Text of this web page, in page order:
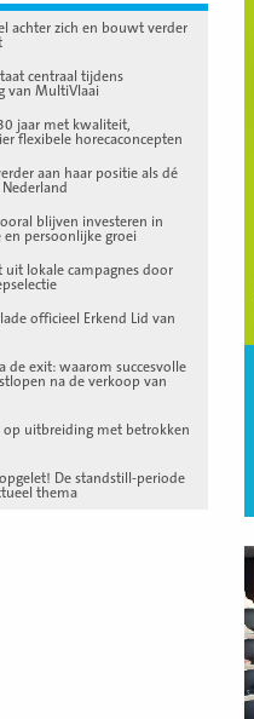
achter zich en bouwt verder
centraal tijdens
van MultiVlaai
jaar met kwaliteit,
flexibele horecaconcepten
aan haar positie als dé
blijven investeren in
en persoonlijke groei
uit lokale campagnes door
officieel Erkend Lid van
de exit: waarom succesvolle
na de verkoop van
op uitbreiding met betrokken
opgelet! De standstill-periode
thema